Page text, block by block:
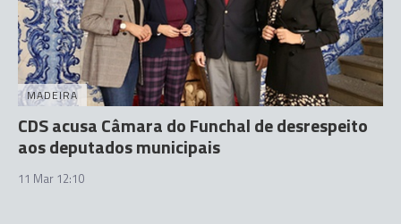
MADEIRA
CDS acusa Câmara do Funchal de desrespeito
aos deputados municipais
11 Mar 12:10